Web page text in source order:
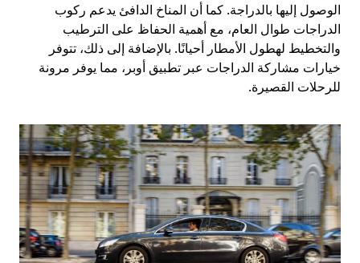
الوصول إليها بالدراجة. كما أن المناخ الدافئ يدعم ركوب
الدراجات طوال العام، مع أهمية الحفاظ على الترطيب
والتخطيط لهطول الأمطار أحيانًا. بالإضافة إلى ذلك، تتوفر
خيارات مشاركة الدراجات عبر تطبيق أوبر، مما يوفر مرونة
للرحلات القصيرة.